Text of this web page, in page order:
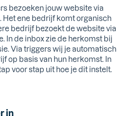
bezoeken jouw website via
Het ene bedrijf komt organisch
bedrijf bezoekt de website via
In de inbox zie de herkomst bij
Via triggers wij je automatisch
op basis van hun herkomst. In
voor stap uit hoe je dit instelt.
in